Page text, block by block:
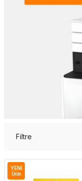
Filtre
YENI
Ürün